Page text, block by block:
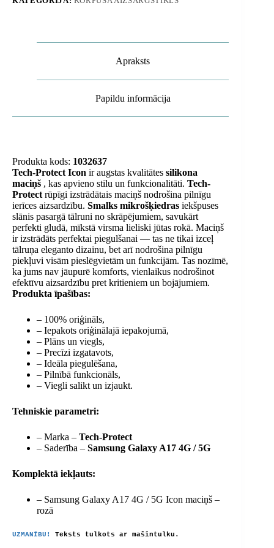
Apraksts
Papildu informācija
Produkta kods: 1032637
Tech-Protect Icon ir augstas kvalitātes silikona
maciņš , kas apvieno stilu un funkcionalitāti. Tech-
Protect rūpīgi izstrādātais maciņš nodrošina pilnīgu
ierīces aizsardzību. Smalks mikrošķiedras iekšpuses
slānis pasargā tālruni no skrāpējumiem, savukārt
perfekti gludā, mīkstā virsma lieliski jūtas rokā. Maciņš
ir izstrādāts perfektai piegulšanai — tas ne tikai izceļ
tālruņa eleganto dizainu, bet arī nodrošina pilnīgu
piekļuvi visām pieslēgvietām un funkcijām. Tas nozīmē,
ka jums nav jāupurē komforts, vienlaikus nodrošinot
efektīvu aizsardzību pret kritieniem un bojājumiem.
Produkta īpašības:
– 100% oriģināls,
– Iepakots oriģinālajā iepakojumā,
– Plāns un viegls,
– Precīzi izgatavots,
– Ideāla piegulēšana,
– Pilnībā funkcionāls,
– Viegli salikt un izjaukt.
Tehniskie parametri:
– Marka – Tech-Protect
– Saderība – Samsung Galaxy A17 4G / 5G
Komplektā iekļauts:
– Samsung Galaxy A17 4G / 5G Icon maciņš –
rozā
UZMANĪBU! Teksts tulkots ar mašīntulku.